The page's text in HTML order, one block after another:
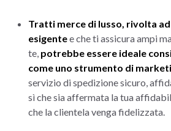
Tratti merce di lusso, rivolta
esigentee che ti assicura ampi
te, potrebbe essere ideale
come uno strumento di
servizio di spedizione sicuro,
sì che sia affermata la tua
che la clientela venga fidelizzata.